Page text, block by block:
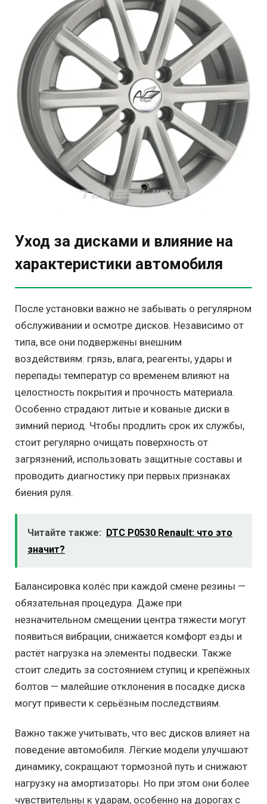
Уход за дисками и влияние на
характеристики автомобиля
После установки важно не забывать о регулярном
обслуживании и осмотре дисков. Независимо от
типа, все они подвержены внешним
воздействиям: грязь, влага, реагенты, удары и
перепады температур со временем влияют на
целостность покрытия и прочность материала.
Особенно страдают литые и кованые диски в
зимний период. Чтобы продлить срок их службы,
стоит регулярно очищать поверхность от
загрязнений, использовать защитные составы и
проводить диагностику при первых признаках
биения руля.
Читайте также: DTC P0530 Renault: что это
значит?
Балансировка колёс при каждой смене резины —
обязательная процедура. Даже при
незначительном смещении центра тяжести могут
появиться вибрации, снижается комфорт езды и
растёт нагрузка на элементы подвески. Также
стоит следить за состоянием ступиц и крепёжных
болтов — малейшие отклонения в посадке диска
могут привести к серьёзным последствиям.
Важно также учитывать, что вес дисков влияет на
поведение автомобиля. Лёгкие модели улучшают
динамику, сокращают тормозной путь и снижают
нагрузку на амортизаторы. Но при этом они более
чувствительны к ударам, особенно на дорогах с